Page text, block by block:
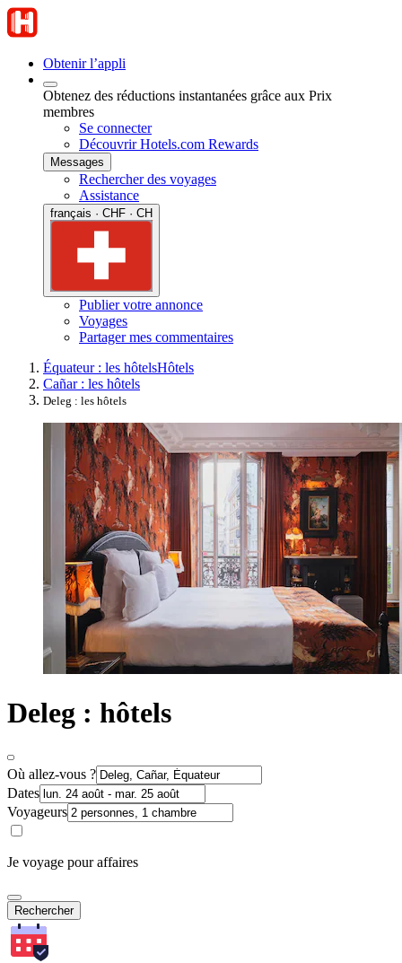
Obtenir l’appli
Obtenez des réductions instantanées grâce aux Prix
membres
Se connecter
Découvrir Hotels.com Rewards
Messages
Rechercher des voyages
Assistance
français · CHF · CH
Publier votre annonce
Voyages
Partager mes commentaires
Équateur : les hôtelsHôtels
Cañar : les hôtels
Deleg : les hôtels
Deleg : hôtels
Où allez-vous ?
Dates
Voyageurs
Je voyage pour affaires
Rechercher